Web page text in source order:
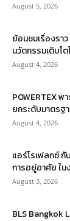
August 5, 2026
ย้อนชมเรื่องรา
นวัตกรรมเติบโ
August 4, 2026
POWERTEX
ยกระดับมาตรฐ
August 4, 2026
แอร์โรเฟลกซ์
การอยู่อาศัย ใน
August 3, 2026
BLS Bangkok